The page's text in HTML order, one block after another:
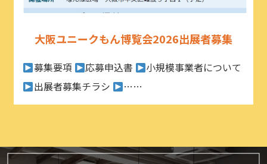
大阪ユニークもん博覧会2026出展者募集
募集要項 応募申込書
小規模事業者について
出展者募集チラシ
……